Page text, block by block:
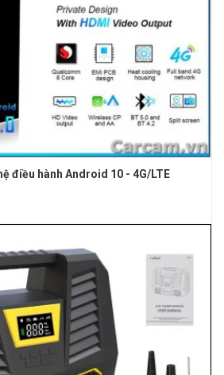
điều hành Android 10 - 4G/LTE